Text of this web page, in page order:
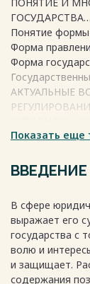
Понятие формы
Форма
Форма
АКТУАЛЬНЫЕ
Форма
Весь текст
Показать еще
ВВЕДЕНИЕ
В сфере
выражает его
государства с
волю и
и защищает.
содержания